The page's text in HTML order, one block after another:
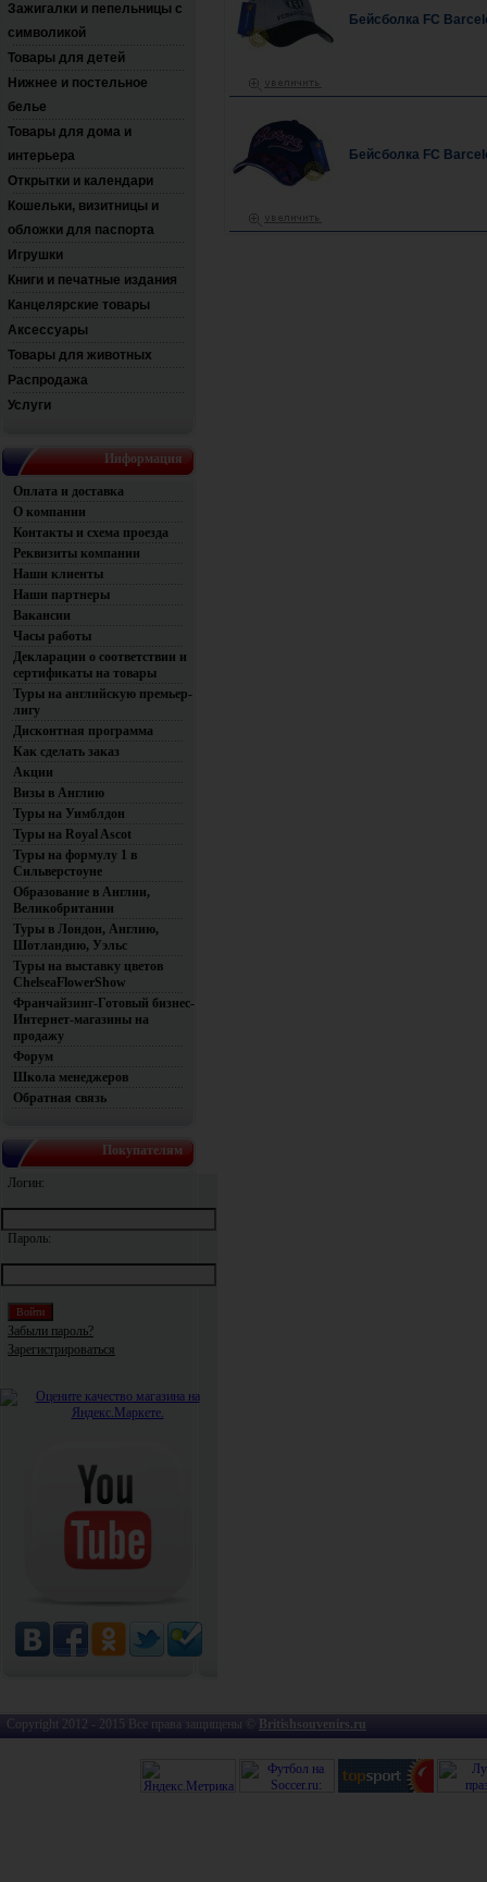
Зажигалки и пепельницы с
символикой
Товары для детей
Нижнее и постельное
белье
Товары для дома и
интерьера
Открытки и календари
Кошельки, визитницы и
обложки для паспорта
Игрушки
Книги и печатные издания
Канцелярские товары
Аксессуары
Товары для животных
Распродажа
Услуги
Информация
Оплата и доставка
О компании
Контакты и схема проезда
Реквизиты компании
Наши клиенты
Наши партнеры
Вакансии
Часы работы
Декларации о соответствии и
сертификаты на товары
Туры на английскую премьер-
лигу
Дисконтная программа
Как сделать заказ
Акции
Визы в Англию
Туры на Уимблдон
Туры на Royal Ascot
Туры на формулу 1 в
Сильверстоуне
Образование в Англии,
Великобритании
Туры в Лондон, Англию,
Шотландию, Уэльс
Туры на выставку цветов
ChelseaFlowerShow
Франчайзинг-Готовый бизнес-
Интернет-магазины на
продажу
Форум
Школа менеджеров
Обратная связь
Покупателям
Логин:
Пароль:
Забыли пароль?
Зарегистрироваться
Бейсболка FC
Бейсболка FC
Copyright 2012 - 2015 Все права защищены © Britishsouvenirs.ru